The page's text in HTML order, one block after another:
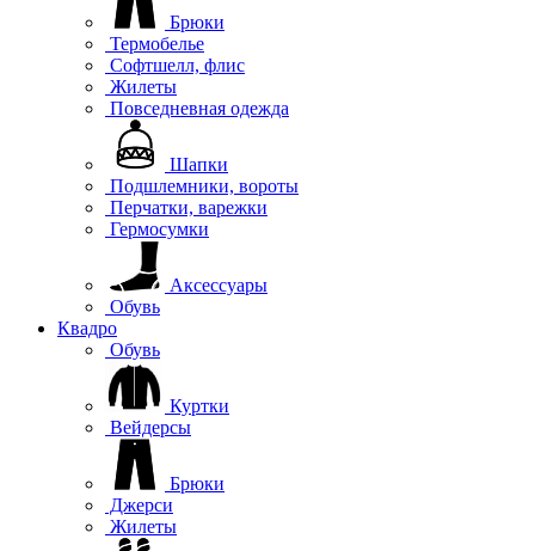
Брюки
Термобелье
Софтшелл, флис
Жилеты
Повседневная одежда
Шапки
Подшлемники, вороты
Перчатки, варежки
Гермосумки
Аксессуары
Обувь
Квадро
Обувь
Куртки
Вейдерсы
Брюки
Джерси
Жилеты